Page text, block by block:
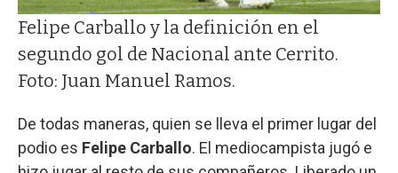
Felipe Carballo y la definición en el
segundo gol de Nacional ante Cerrito.
Foto: Juan Manuel Ramos.
De todas maneras, quien se lleva el primer lugar del
podio es Felipe Carballo. El mediocampista jugó e